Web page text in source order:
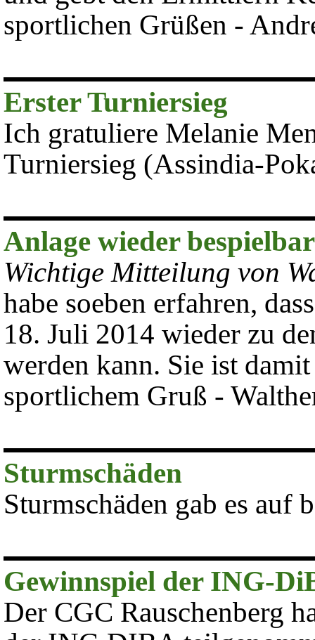
sportlichen Grüßen -
Erster Turniersieg
Ich gratuliere Melanie
Turniersieg (Assindia-
Anlage wieder bespielbar
Wichtige Mitteilung von
habe soeben erfahren,
18. Juli 2014 wieder zu
werden kann. Sie ist
sportlichem Gruß -
Sturmschäden
Sturmschäden gab es auf
Gewinnspiel der ING-
Der CGC Rauschenberg